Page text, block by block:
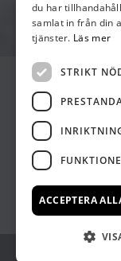
du har
samlat in från din
tjänster. Läs mer
STRIKT
ACCEPTERA